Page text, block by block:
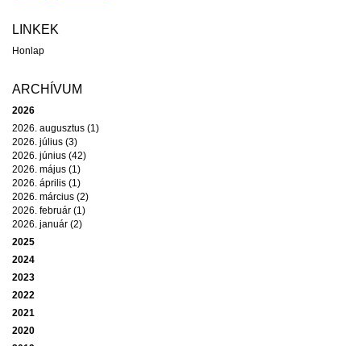
LINKEK
Honlap
ARCHÍVUM
2026
2026. augusztus (1)
2026. július (3)
2026. június (42)
2026. május (1)
2026. április (1)
2026. március (2)
2026. február (1)
2026. január (2)
2025
2024
2023
2022
2021
2020